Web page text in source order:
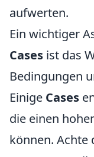
aufwerten.
Ein wichtiger
Cases ist das
Bedingungen
Einige Cases
die einen
können. Achte